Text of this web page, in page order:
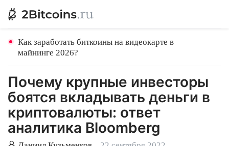
Как заработать биткоины на видеокарте в
майнинге 2026?
Почему крупные инвесторы
боятся вкладывать деньги в
криптовалюты: ответ
аналитика Bloomberg